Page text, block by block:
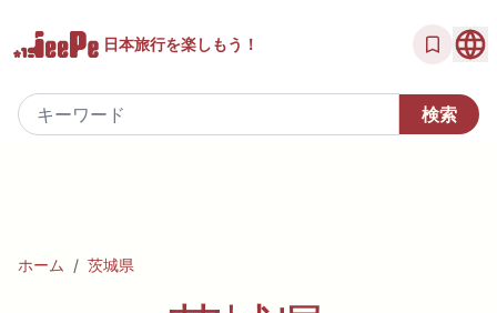
日本旅行を楽しもう！
ホーム / 茨城県